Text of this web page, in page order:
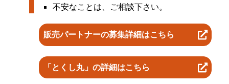
不安なことは、ご相談下さい。
販売パートナーの募集詳細はこちら
「とくし丸」の詳細はこちら